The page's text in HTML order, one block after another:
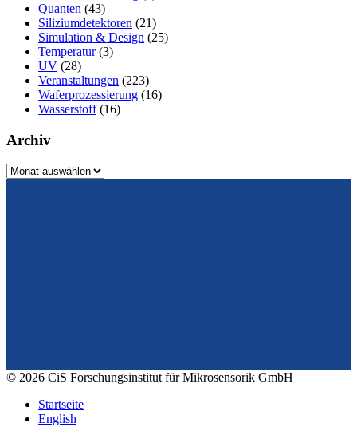
Quanten (43)
Siliziumdetektoren (21)
Simulation & Design (25)
Temperatur(3)
UV (28)
Veranstaltungen (223)
Waferprozessierung (16)
Wasserstoff(16)
Archiv
Archiv
© 2026 CiS Forschungsinstitut für Mikrosensorik GmbH
Startseite
English